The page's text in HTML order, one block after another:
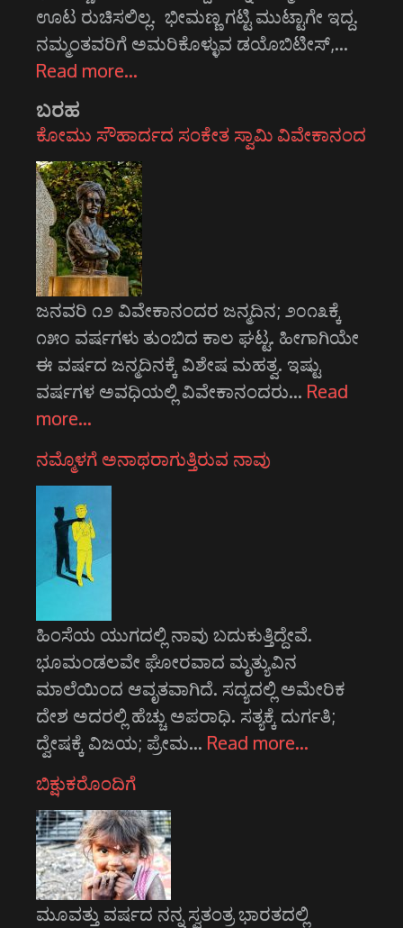
ಊಟ ರುಚಿಸಲಿಲ್ಲ. ಭೀಮಣ್ಣ ಗಟ್ಟಿ ಮುಟ್ಟಾಗೇ ಇದ್ದ.
ನಮ್ಮಂತವರಿಗೆ ಅಮರಿಕೊಳ್ಳುವ ಡಯೊಬಿಟೀಸ್,…
Read more…
ಬರಹ
ಕೋಮು ಸೌಹಾರ್ದದ ಸಂಕೇತ ಸ್ವಾಮಿ ವಿವೇಕಾನಂದ
ಜನವರಿ ೧೨ ವಿವೇಕಾನಂದರ ಜನ್ಮದಿನ; ೨೦೧೩ಕ್ಕೆ
೧೫೦ ವರ್ಷಗಳು ತುಂಬಿದ ಕಾಲ ಘಟ್ಟ. ಹೀಗಾಗಿಯೇ
ಈ ವರ್ಷದ ಜನ್ಮದಿನಕ್ಕೆ ವಿಶೇಷ ಮಹತ್ವ. ಇಷ್ಟು
ವರ್ಷಗಳ ಅವಧಿಯಲ್ಲಿ ವಿವೇಕಾನಂದರು… Read
more…
ನಮ್ಮೊಳಗೆ ಅನಾಥರಾಗುತ್ತಿರುವ ನಾವು
ಹಿಂಸೆಯ ಯುಗದಲ್ಲಿ ನಾವು ಬದುಕುತ್ತಿದ್ದೇವೆ.
ಭೂಮಂಡಲವೇ ಘೋರವಾದ ಮೃತ್ಯುವಿನ
ಮಾಲೆಯಿಂದ ಆವೃತವಾಗಿದೆ. ಸದ್ಯದಲ್ಲಿ ಅಮೇರಿಕ
ದೇಶ ಅದರಲ್ಲಿ ಹೆಚ್ಚು ಅಪರಾಧಿ. ಸತ್ಯಕ್ಕೆ ದುರ್ಗತಿ;
ದ್ವೇಷಕ್ಕೆ ವಿಜಯ; ಪ್ರೇಮ… Read more…
ಬಿಕ್ಷುಕರೊಂದಿಗೆ
ಮೂವತ್ತು ವರ್ಷದ ನನ್ನ ಸ್ವತಂತ್ರ ಭಾರತದಲ್ಲಿ